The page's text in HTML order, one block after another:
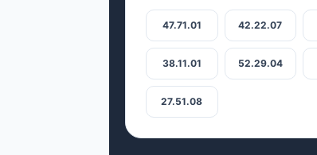
47.71.01 42.22.07
38.11.01 52.29.04
27.51.08